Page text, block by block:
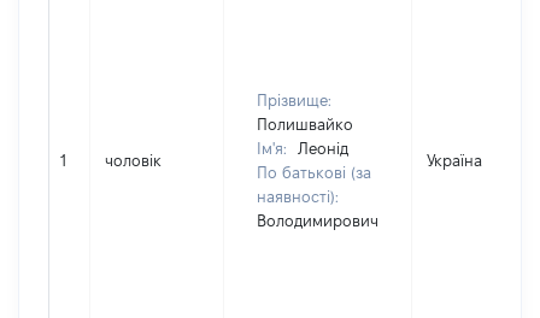
1 чоловік
Прізвище:
Полишвайко
Ім'я:
Леонід
По батькові (за
наявності):
Володимирович
Україна